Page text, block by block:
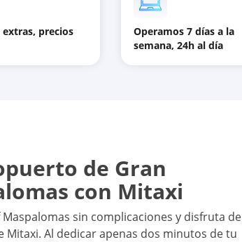
extras, precios
Operamos 7 días a la
semana, 24h al día
de Gran
con Mitaxi
sin complicaciones y disfruta de
Al dedicar apenas dos minutos de tu